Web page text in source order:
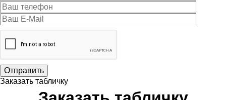
Отправить
Заказать табличку